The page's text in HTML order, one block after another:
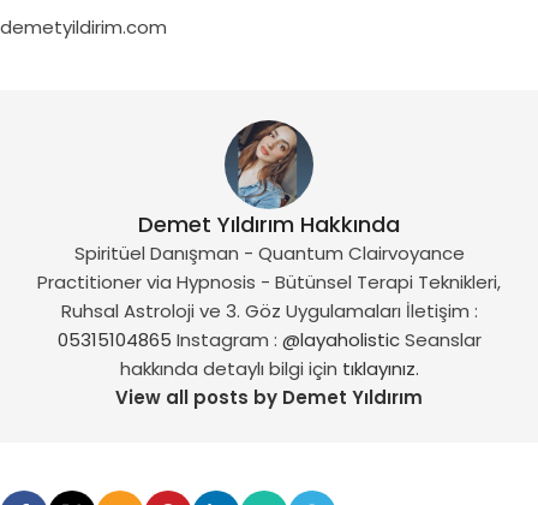
demetyildirim.com
Demet Yıldırım Hakkında
Spiritüel Danışman - Quantum Clairvoyance
Practitioner via Hypnosis - Bütünsel Terapi Teknikleri,
Ruhsal Astroloji ve 3. Göz Uygulamaları İletişim :
05315104865 Instagram : @layaholisticSeanslar
hakkında detaylı bilgi için tıklayınız.
View all posts by Demet Yıldırım